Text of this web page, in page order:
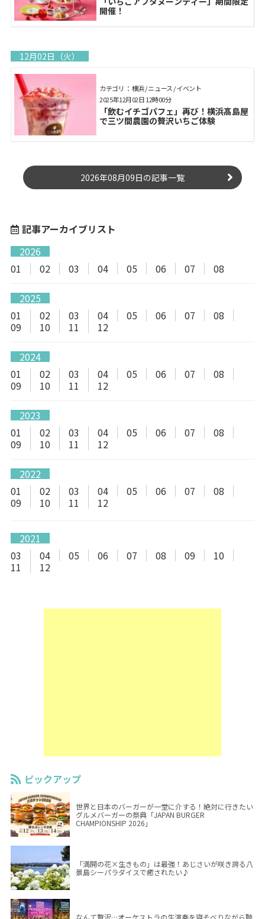
開催！
12月02日（火）
カテゴリ： 横浜 / ニュース / イベント
「飲むイチゴパフェ」再び！横浜髙島屋
で三ツ間農園の贅沢いちご体験
2025年12月02日 12時00分
2026年08月09日の記事一覧
記事アーカイブリスト
2026
01
02 03 04 05 06 07 08
2025
01
02 03 04 05 06 07
08
09
10 11 12
2024
01
02 03 04 05 06 07
08
09
10 11 12
2023
01
02 03 04 05 06 07
08
09
10 11 12
2022
01
02 03 04 05 06 07
08
09
10 11 12
2021
03
04 05 06 07 08 09
10
11
12
ピックアップ
世界と日本のバーガーが一堂に介する！絶対に行きたい
グルメバーガーの祭典「JAPAN BURGER
CHAMPIONSHIP 2026」
「満開の花×生きもの」は最強！あじさいが咲き誇る八
景島シーパラダイスで癒されたい♪
なんて贅沢…オーケストラの生演奏を寝そべりながら聴